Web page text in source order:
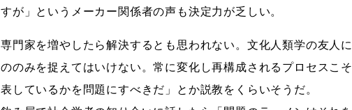
すが」というメーカー関係者の声も決定力が乏しい。
専門家を増やしたら解決するとも思われない。文化人類学の友人
ののみを捉えてはいけない。常に変化し再構成されるプロセスこ
表しているかを問題にすべきだ」とか説教をくらいそうだ。